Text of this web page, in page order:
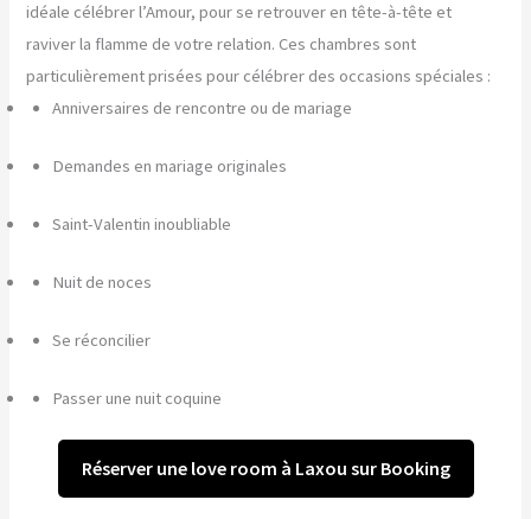
idéale célébrer l’Amour, pour se retrouver en tête-à-tête et
raviver la flamme de votre relation. Ces chambres sont
particulièrement prisées pour célébrer des occasions spéciales :
Anniversaires de rencontre ou de mariage
Demandes en mariage originales
Saint-Valentin inoubliable
Nuit de noces
Se réconcilier
Passer une nuit coquine
Réserver une love room à Laxou sur Booking